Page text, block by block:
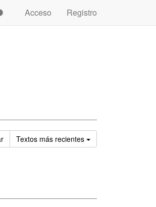
Acceso
Registro
Textos más recientes Ordenar